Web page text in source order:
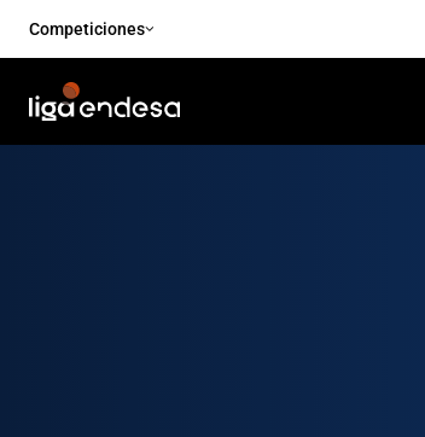
Competiciones